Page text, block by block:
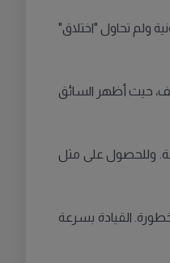
ولم تحاول "اختلاق"
حيث أظهر السائق
وللحصول على مثل
القيادة بسرعة